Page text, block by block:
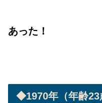
あった！
◆1970年（年齢23